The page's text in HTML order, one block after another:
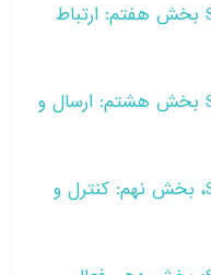
راه اندازی و کار با ماژول SIM800L بخش هفتم: ارتباط
راه اندازی و کار با ماژول SIM800L بخش هشتم: ارسال و
راه اندازی و کار با ماژول SIM800L، بخش نهم: کنترل و